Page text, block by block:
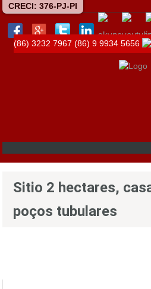
CRECI: 376-PJ-PI
(86) 3232 7967 (86) 9 9934 5656
Sitio 2 hectares,
poços tubulares